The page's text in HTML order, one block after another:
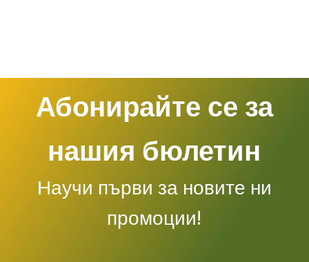
Абонирайте се за
нашия бюлетин
Научи първи за новите ни
промоции!